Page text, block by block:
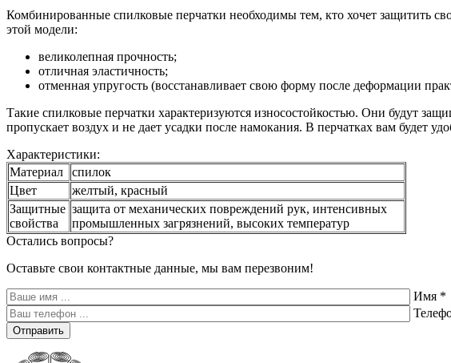
Комбинированные спилковые перчатки необходимы тем, кто хочет защитить
этой модели:
великолепная прочность;
отличная эластичность;
отменная упругость (восстанавливает свою форму после деформации
Такие спилковые перчатки характеризуются износостойкостью. Они будут
пропускает воздух и не дает усадки после намокания. В перчатках вам будет
Характеристики:
Материал
спилок
Цвет
желтый, красный
Защитные
свойства
защита от механических повреждений рук, интенсивных
промышленных загрязнений, высоких температур
Остались вопросы?
Оставьте свои контактные данные, мы вам перезвоним!
Имя *
Отправить